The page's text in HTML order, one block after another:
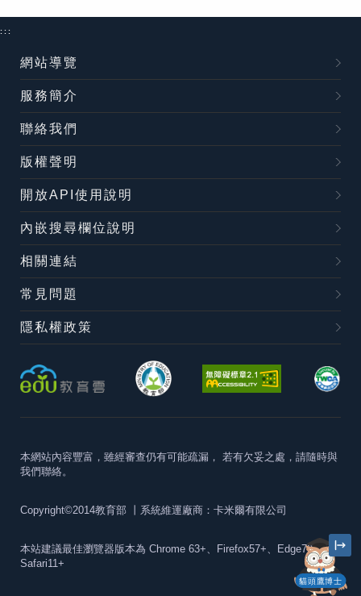
貓頭鷹博士
:::
網站導覽
服務簡介
聯絡我們
版權聲明
開放API使用說明
內嵌搜尋欄位說明
相關連結
常見問題
隱私權政策
本網站內容豐富，雖經審查仍有可能疏漏， 若有欠妥之處，請隨時與
我們聯絡。
Copyright©2014教育部 丨系統維運廠商：卡米爾有限公司
本站建議最佳瀏覽器版本為 Chrome 63+、Firefox57+、Edge79+及
Safari11+